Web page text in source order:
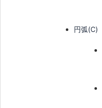
円弧(C)